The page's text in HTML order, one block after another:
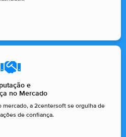
e
no Mercado
mercado, a 2centersoft se orgulha de
de confiança.